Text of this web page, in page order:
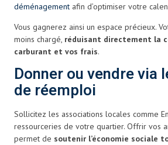
déménagement afin d’optimiser votre
Vous gagnerez ainsi un espace précieux.
moins chargé, réduisant directement la
carburant et vos frais.
Donner ou vendre via
de réemploi
Sollicitez les associations locales comme
ressourceries de votre quartier. Offrir vos
permet de soutenir l’économie sociale